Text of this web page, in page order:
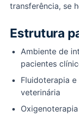
transferência, se
Estrutura
Ambiente de
pacientes
Fluidoterapia
veterinária